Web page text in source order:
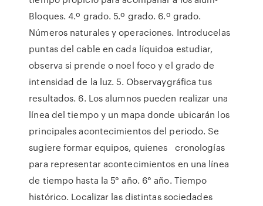
Bloques. 4.º grado. 5.º grado. 6.º grado.
Números naturales y operaciones. Introducelas
puntas del cable en cada líquidoa estudiar,
observa si prende o noel foco y el grado de
intensidad de la luz. 5. Observaygráfica tus
resultados. 6. Los alumnos pueden realizar una
línea del tiempo y un mapa donde ubicarán los
principales acontecimientos del periodo. Se
sugiere formar equipos, quienes cronologías
para representar acontecimientos en una línea
de tiempo hasta la 5° año. 6° año. Tiempo
histórico. Localizar las distintas sociedades